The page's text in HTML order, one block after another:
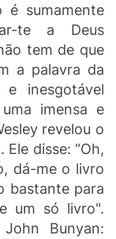
é sumamente
te a Deus
tem de que
a palavra da
inesgotável
imensa e
revelou o
disse: “Oh,
dá-me o livro
bastante para
um só livro".
Bunyan: